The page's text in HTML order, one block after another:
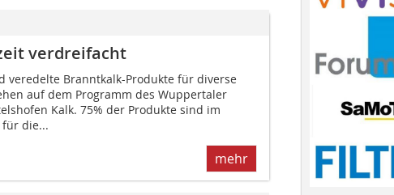
verdreifacht
veredelte Branntkalk-Produkte für diverse
auf dem Programm des Wuppertaler
Kalk. 75% der Produkte sind im
für die...
mehr